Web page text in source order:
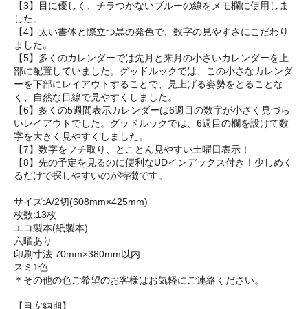
【3】目に優しく、チラつかないブルーの線をメモ欄に使用しま
した。
【4】太い書体と際立つ黒の発色で、数字の見やすさにこだわり
ました。
【5】多くのカレンダーでは先月と来月の小さいカレンダーを上
部に配置していました。グッドルックでは、この小さなカレンダ
ーを下部にレイアウトすることで、見上げる姿勢をとることな
く、自然な目線で見やすくしました。
【6】多くの5週間表示カレンダーは6週目の数字が小さく見づら
いレイアウトでした。グッドルックでは、6週目の欄を設けて数
字を大きく見やすくしました。
【7】数字をフチ取り、とことん見やすい土曜日表示！
【8】先の予定を見るのに便利なUDインデックス付き！少しめく
るだけで探しやすいのが特徴です。
サイズ:A/2切(608mm×425mm)
枚数:13枚
エコ製本(紙製本)
六曜あり
印刷寸法:70mm×380mm以内
スミ1色
＊その他の色ご希望のお客様はお気軽にご連絡ください。
【目安納期】